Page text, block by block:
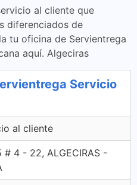
al cliente que
diferenciados de
tu oficina de Servientrega
aquí. Algeciras
Servicio
al cliente
# 4 - 22, ALGECIRAS -